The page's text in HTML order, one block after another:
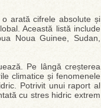
arată cifrele absolute și
Această listă include
Noua Guinee, Sudan,
Pe lângă creșterea
climatice și fenomenele
Potrivit unui raport al
cu stres hidric extrem